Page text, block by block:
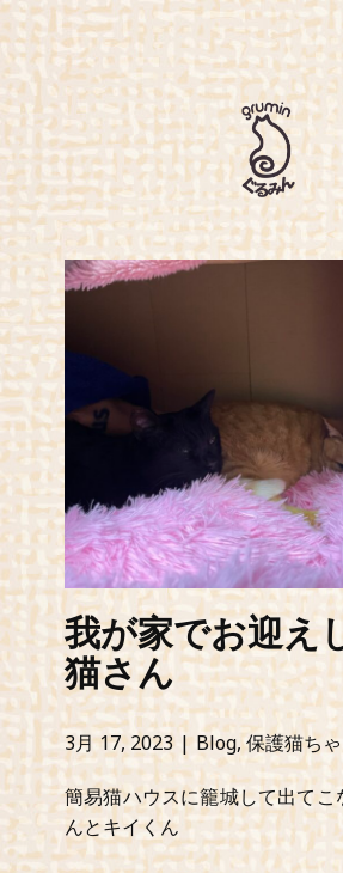
購入はこ
お問い合
我が家でお迎え
猫さん
3月 17, 2023 Blog,保護猫ち
簡易猫ハウスに籠城して出てこ
んとキイくん